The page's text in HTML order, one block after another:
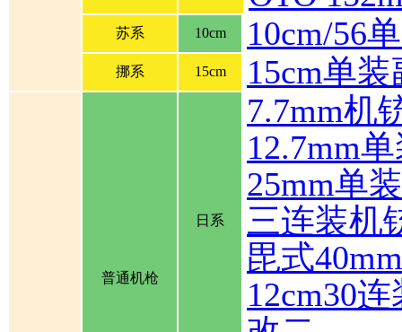
苏系 10cm 10cm/56
挪系 15cm 15cm单
普通机枪
日系
7.7mm机
12.7mm
25mm单
三连装机
毘式
12cm30